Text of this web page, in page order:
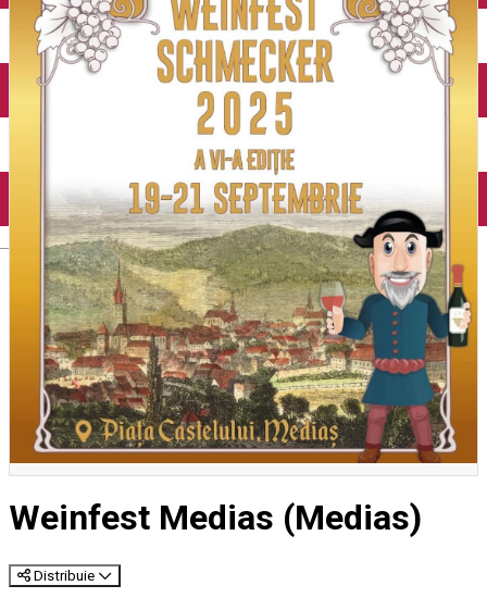
English
Weinfest Medias (Medias)
Distribuie